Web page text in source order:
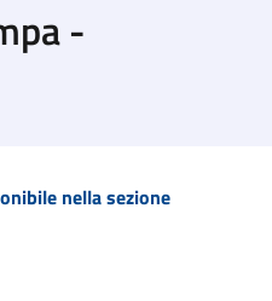
-
nella sezione